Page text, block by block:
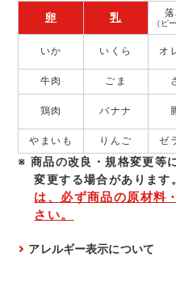
卵 乳 （ピ
いか いくら オ
牛肉 ごま
鶏肉 バナナ
やまいも りんご ゼ
商品の改良・規格変更等
変更する場合があります
は、必ず商品の原材料
さい。
アレルギー表示について